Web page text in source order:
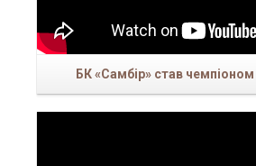
БК «Самбір» став